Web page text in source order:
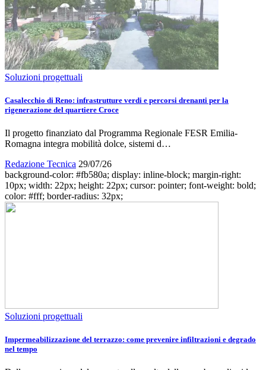
Soluzioni progettuali
Casalecchio di Reno: infrastrutture verdi e percorsi drenanti per la
rigenerazione del quartiere Croce
Il progetto finanziato dal Programma Regionale FESR Emilia-
Romagna integra mobilità dolce, sistemi d…
Redazione Tecnica 29/07/26
background-color: #fb580a; display: inline-block; margin-right:
10px; width: 22px; height: 22px; cursor: pointer; font-weight: bold;
color: #fff; border-radius: 32px;
Soluzioni progettuali
Impermeabilizzazione del terrazzo: come prevenire infiltrazioni e degrado
nel tempo